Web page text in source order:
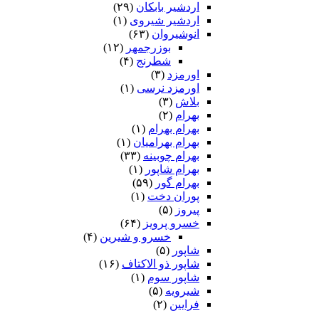
اردشیر بابکان (۲۹)
اردشیر شیروی (۱)
انوشیروان (۶۳)
بوزرجمهر (۱۲)
شطرنج (۴)
اورمزد (۳)
اورمزد نرسى‏ (۱)
بلاش (۳)
بهرام (۲)
بهرام بهرام (۱)
بهرام بهرامیان‏ (۱)
بهرام چوبینه (۳۳)
بهرام شاپور (۱)
بهرام گور (۵۹)
پوران دخت (۱)
پیروز (۵)
خسرو پرویز (۶۴)
خسرو و شیرین (۴)
شاپور (۵)
شاپور ذو الاکتاف (۱۶)
شاپور سوم‏ (۱)
شیرویه (۵)
فرایین (۲)